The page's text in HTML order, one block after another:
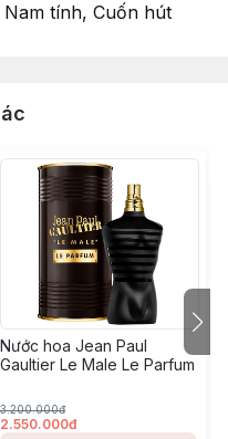
tính, Cuốn hút
Nước hoa Jean Paul
Gaultier Le Male Le Parfum
3.200.000đ
2.550.000đ